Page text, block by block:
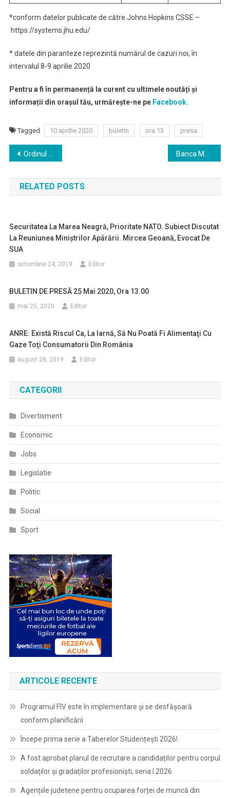
*conform datelor publicate de către Johns Hopkins CSSE –
https://systems.jhu.edu/
* datele din paranteze reprezintă numărul de cazuri noi, în
intervalul 8-9 aprilie 2020
Pentru a fi în permanență la curent cu ultimele noutăți și
informații din orașul tău, urmărește-ne peFacebook.
Tagged 10 aprilie 2020 buletin ora 13 presa
Navigare
în
articole
Ordinul privind suspendarea simulărilor Evaluării Naţionale şi Bacalaureatului, publicat în Monitorul Oficial
RELATED POSTS
Securitatea La Marea Neagră, Prioritate NATO. Subiect Discutat
La Reuniunea Miniștrilor Apărării. Mircea Geoană, Evocat De
SUA
octombrie 24, 2019 Editor
BULETIN DE PRESĂ 25 Mai 2020, Ora 13.00
mai 25, 2020 Editor
ANRE: Există Riscul Ca, La Iarnă, Să Nu Poată Fi Alimentaţi Cu
Gaze Toţi Consumatorii Din România
august 28, 2019 Editor
CATEGORII
Divertisment
Economic
Jobs
Legislatie
Politic
Social
Sport
ARTICOLE RECENTE
Programul FIV este în implementare și se desfășoară
conform planificării
Începe prima serie a Taberelor Studențești 2026!
A fost aprobat planul de recrutare a candidaților pentru corpul
soldaților și gradaților profesioniști, seria I 2026
Agențiile judetene pentru ocuparea forței de muncă din